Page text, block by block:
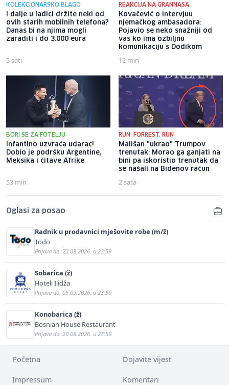
KOLEKCIONARSKO BLAGO
I dalje u ladici držite neki od
ovih starih mobilnih telefona?
Danas bi na njima mogli
zaraditi i do 3.000 eura
5 sati
REAKCIJA NA GRANNASA
Kovačević o intervjuu
njemačkog ambasadora:
Pojavio se neko snažniji od
vas ko ima ozbiljnu
komunikaciju s Dodikom
12 min
BORI SE ZA FOTELJU
Infantino uzvraća udarac!
Dobio je podršku Argentine,
Meksika i čitave Afrike
53 min
RUN, FORREST, RUN
Mališan "ukrao" Trumpov
trenutak: Morao ga ganjati na
bini pa iskoristio trenutak da
se našali na Bidenov račun
2 sata
Oglasi za posao
Radnik u prodavnici mješovite robe (m/ž)
Todo
Prijava do: 23.08.2026. u 23:59
Sobarica (ž)
Hoteli Ilidža
Prijava do: 05.09.2026. u 23:59
Konobarica (ž)
Bosnian House Restaurant
Prijava do: 20.08.2026. u 23:59
Početna Dojavite vijest
Impressum Komentari